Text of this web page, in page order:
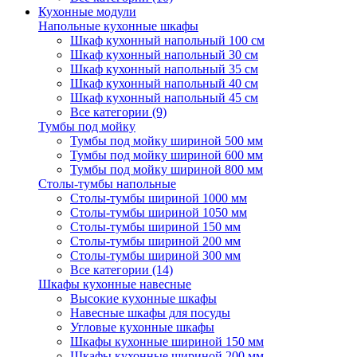
Кухонные модули
Напольные кухонные шкафы
Шкаф кухонный напольный 100 см
Шкаф кухонный напольный 30 см
Шкаф кухонный напольный 35 см
Шкаф кухонный напольный 40 см
Шкаф кухонный напольный 45 см
Все категории (9)
Тумбы под мойку
Тумбы под мойку шириной 500 мм
Тумбы под мойку шириной 600 мм
Тумбы под мойку шириной 800 мм
Столы-тумбы напольные
Столы-тумбы шириной 1000 мм
Столы-тумбы шириной 1050 мм
Столы-тумбы шириной 150 мм
Столы-тумбы шириной 200 мм
Столы-тумбы шириной 300 мм
Все категории (14)
Шкафы кухонные навесные
Высокие кухонные шкафы
Навесные шкафы для посуды
Угловые кухонные шкафы
Шкафы кухонные шириной 150 мм